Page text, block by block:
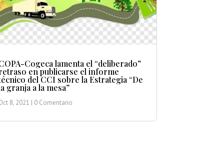
Cogeca lamenta el “deliberado”
en publicarse el informe
del CCI sobre la Estrategia “De
granja a la mesa”
8, 2021 | 0 Comentario